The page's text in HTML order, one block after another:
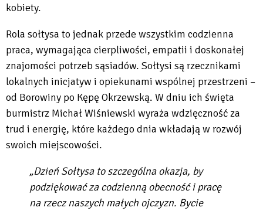
kobiety.
Rola sołtysa to jednak przede wszystkim codzienna
praca, wymagająca cierpliwości, empatii i doskonałej
znajomości potrzeb sąsiadów. Sołtysi są rzecznikami
lokalnych inicjatyw i opiekunami wspólnej przestrzeni –
od Borowiny po Kępę Okrzewską. W dniu ich święta
burmistrz Michał Wiśniewski wyraża wdzięczność za
trud i energię, które każdego dnia wkładają w rozwój
swoich miejscowości.
„Dzień Sołtysa to szczególna okazja, by
podziękować za codzienną obecność i pracę
na rzecz naszych małych ojczyzn. Bycie